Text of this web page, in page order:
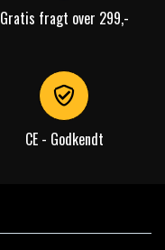
Gratis fragt over 299,-
CE - Godkendt